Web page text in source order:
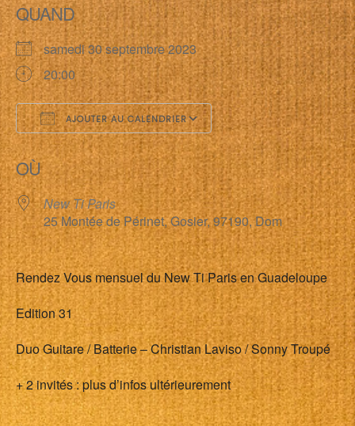
QUAND
samedi 30 septembre 2023
20:00
AJOUTER AU CALENDRIER
Télécharger ICS Calendrier Google
OÙ
New Ti Paris
25 Montée de Périnet, Gosier, 97190, Dom
Rendez Vous mensuel du New Ti Paris en Guadeloupe
Edition 31
Duo Guitare / Batterie – Christian Laviso / Sonny Troupé
+ 2 invités : plus d’infos ultérieurement